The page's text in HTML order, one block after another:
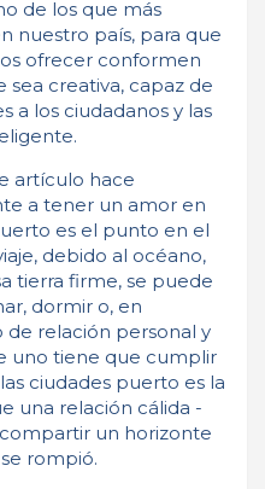
de los que más
nuestro país, para que
ofrecer conformen
sea creativa, capaz de
a los ciudadanos y las
artículo hace
a tener un amor en
es el punto en el
debido al océano,
tierra firme, se puede
dormir o, en
relación personal y
uno tiene que cumplir
ciudades puerto es la
una relación cálida -
un horizonte
rompió.